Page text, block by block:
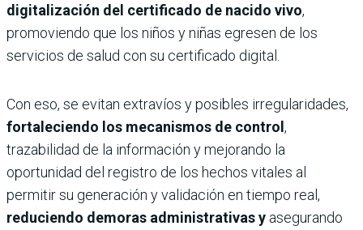
digitalización del certificado de nacido vivo,
promoviendo que los niños y niñas egresen de los
servicios de salud con su certificado digital.
Con eso, se evitan extravíos y posibles irregularidades,
fortaleciendo los mecanismos de control ,
trazabilidad de la información y mejorando la
oportunidad del registro de los hechos vitales al
permitir su generación y validación en tiempo real,
reduciendo demoras administrativas y asegurando